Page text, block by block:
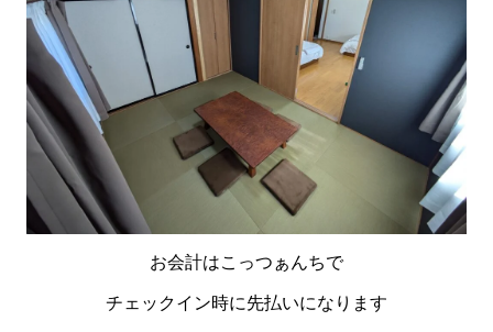
お会計はこっつぁんちで
チェックイン時に先払いになります